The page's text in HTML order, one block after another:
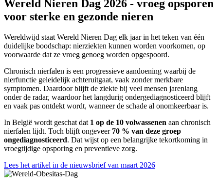
Wereld Nieren Dag 2026 - vroeg opsporen
voor sterke en gezonde nieren
Wereldwijd staat Wereld Nieren Dag elk jaar in het teken van één
duidelijke boodschap: nierziekten kunnen worden voorkomen, op
voorwaarde dat ze vroeg genoeg worden opgespoord.
Chronisch nierfalen is een progressieve aandoening waarbij de
nierfunctie geleidelijk achteruitgaat, vaak zonder merkbare
symptomen. Daardoor blijft de ziekte bij veel mensen jarenlang
onder de radar, waardoor het langdurig ondergediagnosticeerd blijft
en vaak pas ontdekt wordt, wanneer de schade al onomkeerbaar is.
In België wordt geschat dat 1 op de 10 volwassenen aan chronisch
nierfalen lijdt. Toch blijft ongeveer 70 % van deze groep
ongediagnosticeerd. Dat wijst op een belangrijke tekortkoming in
vroegtijdige opsporing en preventieve zorg.
Lees het artikel in de nieuwsbrief van maart 2026